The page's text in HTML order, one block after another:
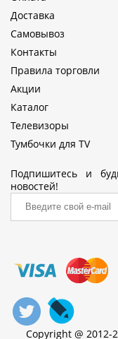
Доставка
Самовывоз
Контакты
Правила торговли
Акции
Каталог
Телевизоры
Тумбочки для TV
Подпишитесь и
новостей!
Copyright @ 2012-